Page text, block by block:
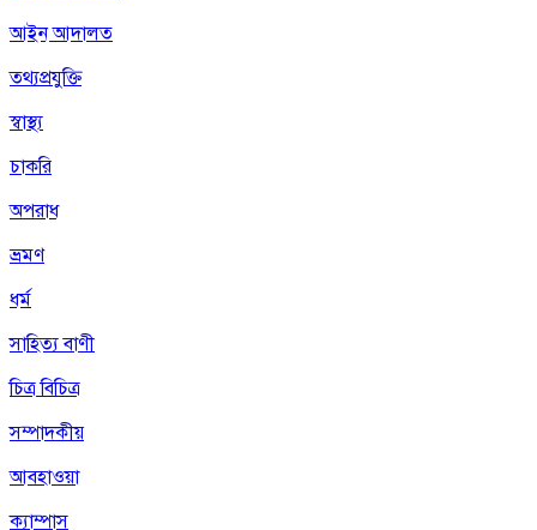
আইন আদালত
তথ্যপ্রযুক্তি
স্বাস্থ্য
চাকরি
অপরাধ
ভ্রমণ
ধর্ম
সাহিত্য বাণী
চিত্র বিচিত্র
সম্পাদকীয়
আবহাওয়া
ক্যাম্পাস